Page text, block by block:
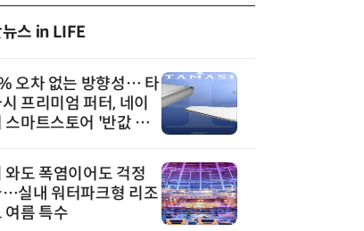
스 in LIFE
오차 없는 방향성… 타
프리미엄 퍼터, 네이
스마트스토어 '반값 할
와도 폭염이어도 걱정
…실내 워터파크형 리조
여름 특수